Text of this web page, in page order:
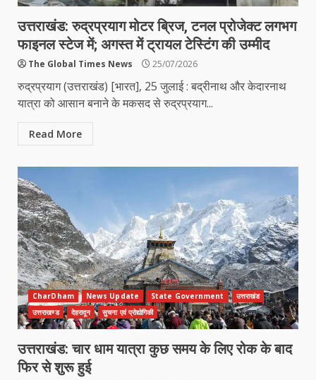
उत्तराखंड: रुद्रप्रयाग मोटर ब्रिज, टनल प्रोजेक्ट लगभग
फाइनल स्टेज में; अगस्त में ट्रायल टेस्टिंग की उम्मीद
The Global Times News 25/07/2026
रुद्रप्रयाग (उत्तराखंड) [भारत], 25 जुलाई : बद्रीनाथ और केदारनाथ
यात्रा को आसान बनाने के मकसद से रुद्रप्रयाग...
Read More
CharDham News Update State Government
उत्तराखंड
उत्तराखण्ड
देहरादून सुचना एवं प्रोद्योगिकी
उत्तराखंड: चार धाम यात्रा कुछ समय के लिए रोक के बाद
फिर से शुरू हुई